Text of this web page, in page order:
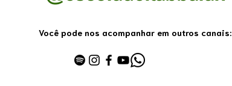
Você pode nos acompanhar em outros canais: